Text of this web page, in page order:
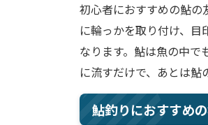
初心者におすすめの鮎の
に輪っかを取り付け、
なります。鮎は魚の中で
に流すだけで、あとは鮎
鮎釣りにおすすめ